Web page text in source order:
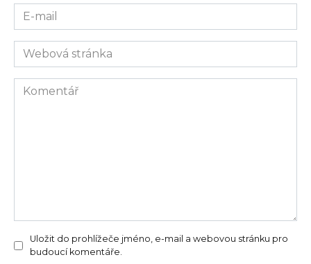
E-
mail
Webová
stránka
Komentář
Uložit do prohlížeče jméno, e-mail a webovou stránku pro
budoucí komentáře.